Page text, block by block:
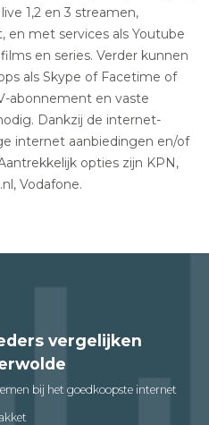
1,2 en 3 streamen,
en met services als Youtube
en series. Verder kunnen
als Skype of Facetime of
abonnement en vaste
Dankzij de internet-
internet aanbiedingen en/of
opties zijn KPN,
Vodafone.
vergelijken
bij het goedkoopste internet